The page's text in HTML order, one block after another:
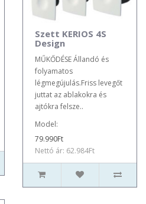
Szett KERIOS 4S
Design
MŰKŐDÉSE Állandó és
folyamatos
légmegújulás.Friss levegőt
juttat az ablakokra és
ajtókra felsze..
Model:
79.990Ft
Nettó ár: 62.984Ft